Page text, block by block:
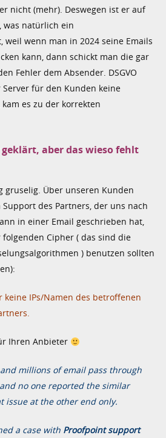
nicht (mehr). Deswegen ist er auf
was natürlich ein
weil wenn man in 2024 seine Emails
kann, dann schickt man die gar
Fehler dem Absender. DSGVO
für den Kunden keine
es zu der korrekten
aber das wieso fehlt
gruselig. Über unseren Kunden
des Partners, der uns nach
in einer Email geschrieben hat,
Cipher ( das sind die
) benutzen sollten
IPs/Namen des betroffenen
Ihren Anbieter
and millions of email pass through
no one reported the similar
issue at the other end only.
a case with Proofpoint support